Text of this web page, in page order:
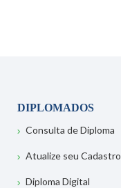
DIPLOMADOS
Consulta de Diploma
Atualize seu Cadastro
Diploma Digital